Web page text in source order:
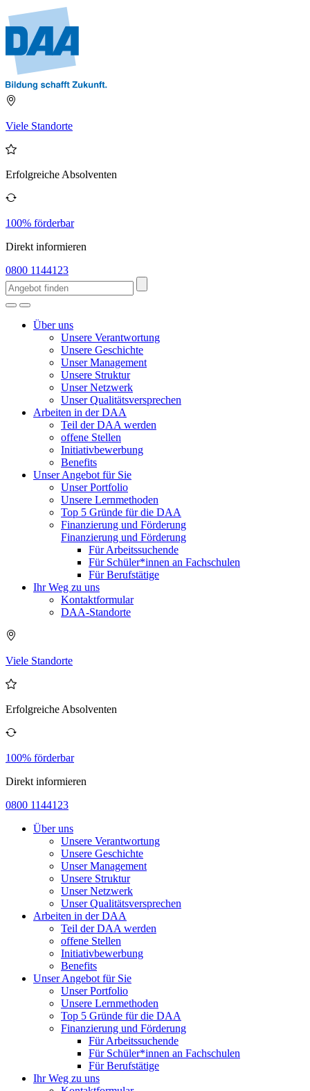
Viele Standorte
Erfolgreiche Absolventen
100% förderbar
Direkt informieren
0800 1144123
Über uns
Unsere Verantwortung
Unsere Geschichte
Unser Management
Unsere Struktur
Unser Netzwerk
Unser Qualitätsversprechen
Arbeiten in der DAA
Teil der DAA werden
offene Stellen
Initiativbewerbung
Benefits
Unser Angebot für Sie
Unser Portfolio
Unsere Lernmethoden
Top 5 Gründe für die DAA
Finanzierung und Förderung
Finanzierung und Förderung
Für Arbeitssuchende
Für Schüler*innen an Fachschulen
Für Berufstätige
Ihr Weg zu uns
Kontaktformular
DAA-Standorte
Viele Standorte
Erfolgreiche Absolventen
100% förderbar
Direkt informieren
0800 1144123
Über uns
Unsere Verantwortung
Unsere Geschichte
Unser Management
Unsere Struktur
Unser Netzwerk
Unser Qualitätsversprechen
Arbeiten in der DAA
Teil der DAA werden
offene Stellen
Initiativbewerbung
Benefits
Unser Angebot für Sie
Unser Portfolio
Unsere Lernmethoden
Top 5 Gründe für die DAA
Finanzierung und Förderung
Für Arbeitssuchende
Für Schüler*innen an Fachschulen
Für Berufstätige
Ihr Weg zu uns